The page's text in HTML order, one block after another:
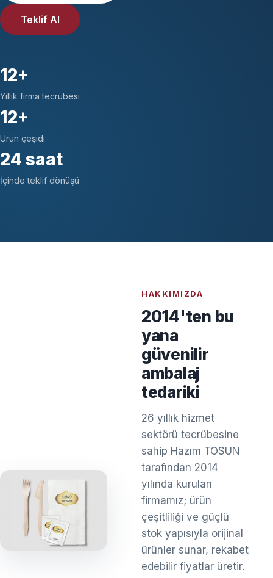
Teklif Al
12+
Yıllık firma tecrübesi
12+
Ürün çeşidi
24 saat
İçinde teklif dönüşü
HAKKIMIZDA
2014'ten bu
yana
güvenilir
ambalaj
tedariki
26 yıllık hizmet
sektörü tecrübesine
sahip Hazım TOSUN
tarafından 2014
yılında kurulan
firmamız; ürün
çeşitliliği ve güçlü
stok yapısıyla orijinal
ürünler sunar, rekabet
edebilir fiyatlar üretir.